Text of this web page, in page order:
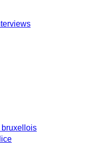
bruxellois